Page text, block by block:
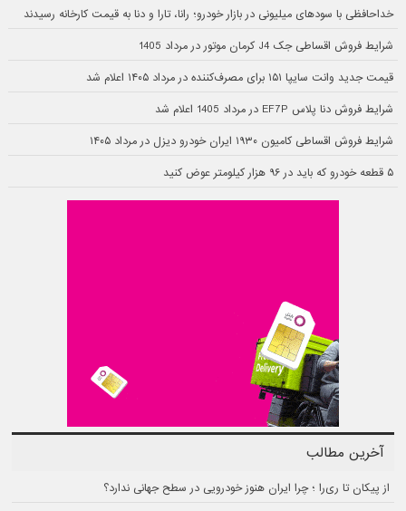
خداحافظی با سودهای میلیونی در بازار خودرو؛ رانا، تارا و دنا به قیمت کارخانه رسیدند
شرایط فروش اقساطی جک J4 کرمان موتور در مرداد 1405
قیمت جدید وانت سایپا ۱۵۱ برای مصرف‌کننده در مرداد ۱۴۰۵ اعلام شد
شرایط فروش دنا پلاس EF7P در مرداد 1405 اعلام شد
شرایط فروش اقساطی کامیون ۱۹۳۰ ایران خودرو دیزل در مرداد ۱۴۰۵
۵ قطعه خودرو که باید در ۹۶ هزار کیلومتر عوض کنید
آخرین مطالب
از پیکان تا ری‌را ؛ چرا ایران هنوز خودرویی در سطح جهانی ندارد؟